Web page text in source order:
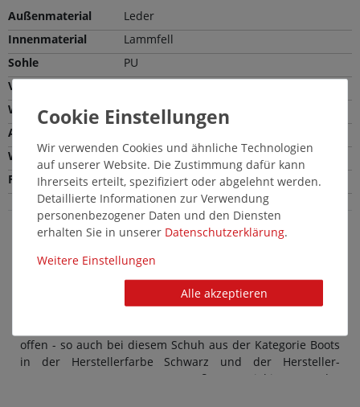
Außenmaterial
Leder
Innenmaterial
Lammfell
Sohle
PU
Verschlussart
Weite
Volle Weite (H)
Absatzhöhe
Wechselfußbett
Ja
Farbe
Schwarz
Jomos Herrenschuhe in Übergröße: Schicke
große Boots in Schwarz
Modische Herrenschuhe von Jomos in großen Größen
stehen für einen komfortablen Style. Und auch die
offen - so auch bei diesem Schuh aus der Kategorie Boots
in der Herstellerfarbe Schwarz und der Hersteller-
Nummer 456510 383 000. Das Außenmaterial ist aus Leder
Wir verwenden Cookies und ähnliche Technologien
auf unserer Website. Die Zustimmung dafür kann
Ihrerseits erteilt, spezifiziert oder abgelehnt werden.
Detaillierte Informationen zur Verwendung
personenbezogener Daten und den Diensten
erhalten Sie in unserer Daten­schutz­erklärung.
Weitere Einstellungen
Alle akzeptieren